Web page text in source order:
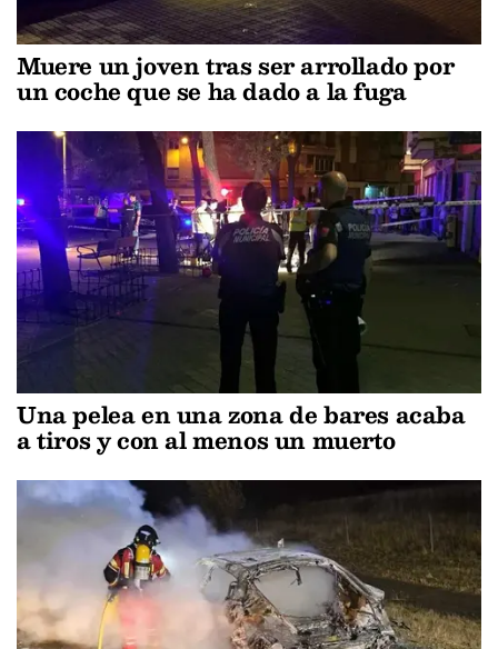
Muere un joven tras ser arrollado por
un coche que se ha dado a la fuga
Una pelea en una zona de bares acaba
a tiros y con al menos un muerto